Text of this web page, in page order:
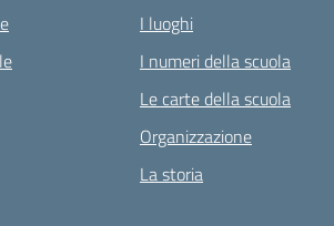
I luoghi
I numeri della scuola
Le carte della scuola
Organizzazione
La storia